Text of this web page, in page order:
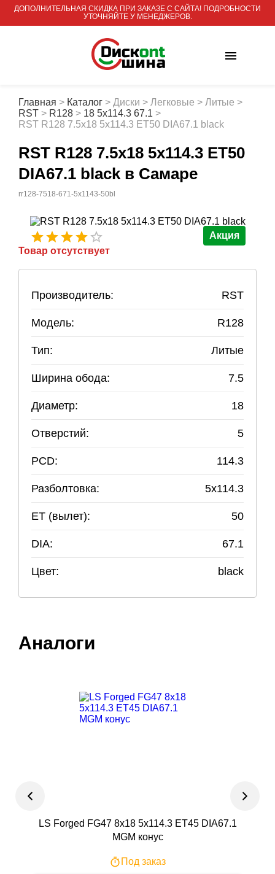
ДОПОЛНИТЕЛЬНАЯ СКИДКА ПРИ ЗАКАЗЕ С САЙТА! ПОДРОБНОСТИ
УТОЧНЯЙТЕ У МЕНЕДЖЕРОВ.
Главная > Каталог > Диски > Легковые > Литые >
RST > R128 > 18 5x114.3 67.1 >
RST R128 7.5x18 5x114.3 ET50 DIA67.1 black
RST R128 7.5x18 5x114.3 ET50
DIA67.1 black в Самаре
rr128-7518-671-5x1143-50bl
Акция
Товар отсутствует
Производитель: RST
Модель: R128
Тип: Литые
Ширина обода: 7.5
Диаметр: 18
Отверстий: 5
PCD: 114.3
Разболтовка: 5x114.3
ET (вылет): 50
DIA: 67.1
Цвет: black
Аналоги
LS Forged FG47 8x18 5x114.3 ET45 DIA67.1
MGM конус
Под заказ